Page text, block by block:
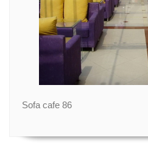
Sofa cafe 86